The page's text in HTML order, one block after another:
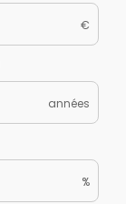
€
années
%